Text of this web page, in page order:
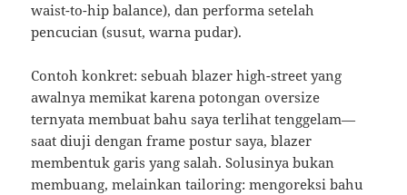
waist-to-hip balance), dan performa setelah
pencucian (susut, warna pudar).
Contoh konkret: sebuah blazer high-street yang
awalnya memikat karena potongan oversize
ternyata membuat bahu saya terlihat tenggelam—
saat diuji dengan frame postur saya, blazer
membentuk garis yang salah. Solusinya bukan
membuang, melainkan tailoring: mengoreksi bahu